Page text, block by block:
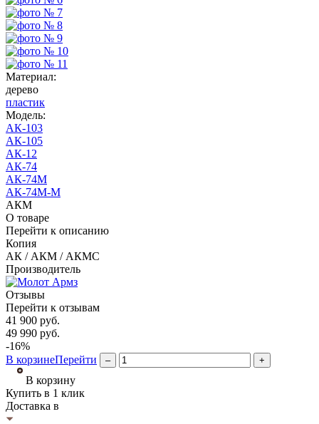
Материал:
дерево
пластик
Модель:
АК-103
АК-105
АК-12
АК-74
АК-74М
АК-74М-М
АКМ
О товаре
Перейти к описанию
Копия
АК / АКМ / АКМС
Производитель
Отзывы
Перейти к отзывам
41 900 руб.
49 990 руб.
-16%
В корзинеПерейти – +
В корзину
Купить в 1 клик
Доставка в